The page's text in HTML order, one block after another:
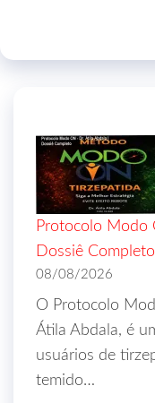
Protocolo Modo
Dossiê Completo
08/08/2026
O Protocolo
Átila Abdala, é
usuários de
temido…